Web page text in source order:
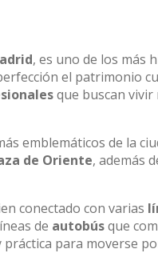
, es uno de los más
el patrimonio
que buscan
emblemáticos de la
de Oriente, además
conectado con varias
de autobúsque
para moverse